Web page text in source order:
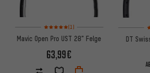
Bewertungen: 5 von 5 basierend auf 1
(1)
Mavic Open Pro UST 28" Felge
63,99€
DT
AB